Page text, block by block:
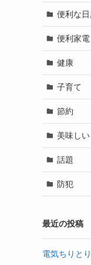
便利な
便利家電
健康
子育て
節約
美味しい
話題
防犯
最近の投稿
電気ちりと